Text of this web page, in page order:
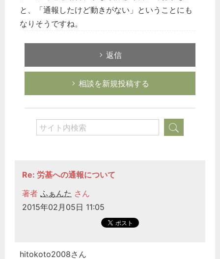
と、「通報したけど動きがない」ということにも
なりそうですね。
返信
相談を新規投稿する
Re: 労基への通報について
著者 ふぁんた さん
2015年02月05日 11:05
hitokoto2008さん